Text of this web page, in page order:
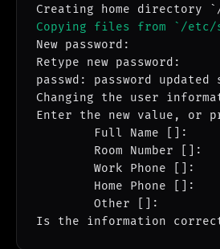
Creating home directory
`
Copying files from `/etc/
New password:
Retype new password:
passwd: password
Changing the user
Enter the new value, or
        Full Name
:
        Room Number
:
        Work Phone
:
        Home Phone
:
        Other
:
Is the information